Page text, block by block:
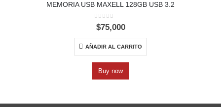
MEMORIA USB MAXELL 128GB USB 3.2
0out of 5
$75,000
AÑADIR AL CARRITO
Buy now